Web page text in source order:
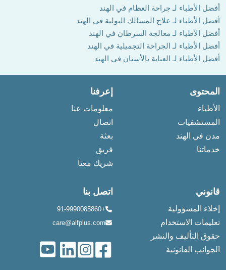
أفضل الأطباء لـ جراحة العظام في الهند
أفضل الأطباء لـ علاج المسالك البولية في الهند
أفضل الأطباء لـ معالجة السرطان في الهند
أفضل الأطباء لـ الجراحة التجميلية في الهند
أفضل الأطباء لـ العناية بالأسنان في الهند
المحتوى
الأطباء
المستشفيات
مدن في الهند
خدماتنا
إعرفنا
معلومات عنا
اتصال
بعثة
فريق
شريك معنا
قانوني
إخلاء المسؤولية
تعليمات الاستخدام
حقوق التأليف والنشر
الجوانب القانونية
اتصل بنا
+91-9990085860
care@alfplus.com